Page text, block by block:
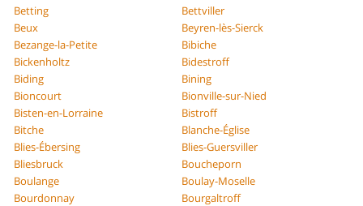
Betting
Bettviller
Beux
Beyren-lès-Sierck
Bezange-la-Petite
Bibiche
Bickenholtz
Bidestroff
Biding
Bining
Bioncourt
Bionville-sur-Nied
Bisten-en-Lorraine
Bistroff
Bitche
Blanche-Église
Blies-Ébersing
Blies-Guersviller
Bliesbruck
Boucheporn
Boulange
Boulay-Moselle
Bourdonnay
Bourgaltroff